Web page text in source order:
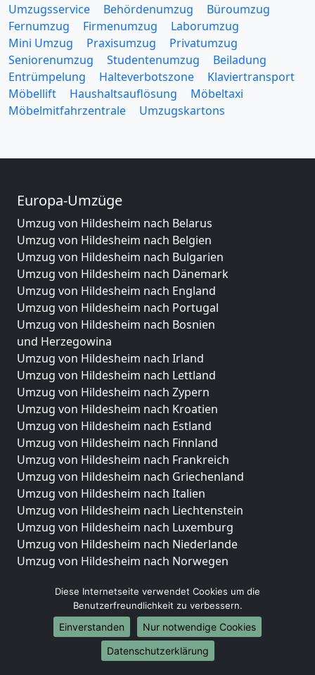
Umzugsservice Behördenumzug
Büroumzug
Fernumzug
Firmenumzug
Laborumzug
Mini Umzug
Praxisumzug
Privatumzug
Seniorenumzug
Studentenumzug
Beiladung
Entrümpelung
Halteverbotszone
Klaviertransport
Möbellift
Haushaltsauflösung
Möbeltaxi
Möbelmitfahrzentrale
Umzugskartons
Europa-Umzüge
Umzug von Hildesheim nach Belarus
Umzug von Hildesheim nach Belgien
Umzug von Hildesheim nach Bulgarien
Umzug von Hildesheim nach Dänemark
Umzug von Hildesheim nach England
Umzug von Hildesheim nach Portugal
Umzug von Hildesheim nach Bosnien
und Herzegowina
Umzug von Hildesheim nach Irland
Umzug von Hildesheim nach Lettland
Umzug von Hildesheim nach Zypern
Umzug von Hildesheim nach Kroatien
Umzug von Hildesheim nach Estland
Umzug von Hildesheim nach Finnland
Umzug von Hildesheim nach Frankreich
Umzug von Hildesheim nach Griechenland
Umzug von Hildesheim nach Italien
Umzug von Hildesheim nach Liechtenstein
Umzug von Hildesheim nach Luxemburg
Umzug von Hildesheim nach Niederlande
Umzug von Hildesheim nach Norwegen
Umzüge-Deutschlandweit
Umzug von Hildesheim nach Berlin
Umzug von Hildesheim nach Hamburg
Umzug von Hildesheim nach München
Umzug von Hildesheim nach Köln
Diese Internetseite verwendet Cookies um die
Benutzerfreundlichkeit zu verbessern.
Einverstanden
Nur notwendige Cookies
Datenschutzerklärung